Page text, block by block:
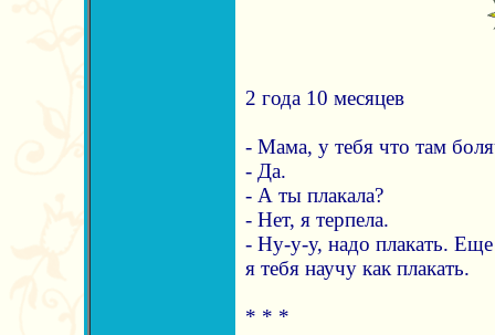
2 года 10 месяцев
- Мама, у тебя что там
- Да.
- А ты плакала?
- Нет, я терпела.
- Ну-у-у, надо плакать. Еще
я тебя научу как плакать.
* * *